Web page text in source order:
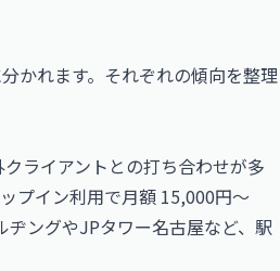
かれます。それぞれの傾向を整理
ライアントとの打ち合わせが多
プイン利用で月額 15,000円〜
ングやJPタワー名古屋など、駅